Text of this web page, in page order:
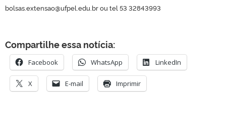
bolsas.extensao@ufpel.edu.br ou tel 53 32843993
Compartilhe essa notícia:
Facebook WhatsApp LinkedIn
X E-mail Imprimir